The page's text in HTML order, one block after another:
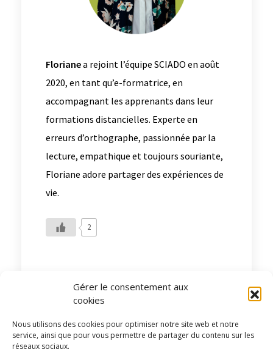
Gérer le consentement aux
cookies
Nous utilisons des cookies pour optimiser notre site web et notre
service, ainsi que pour vous permettre de partager du contenu sur les
réseaux sociaux.
Florianea rejoint l’équipe SCIADO en août
2020, en tant qu’e-formatrice, en
accompagnant les apprenants dans leur
formations distancielles. Experte en
erreurs d’orthographe, passionnée par la
lecture, empathique et toujours souriante,
Floriane adore partager des expériences de
vie.
2